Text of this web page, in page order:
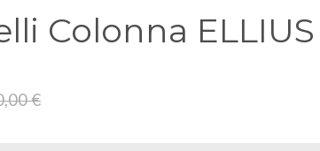
Colonna ELLIUS
€